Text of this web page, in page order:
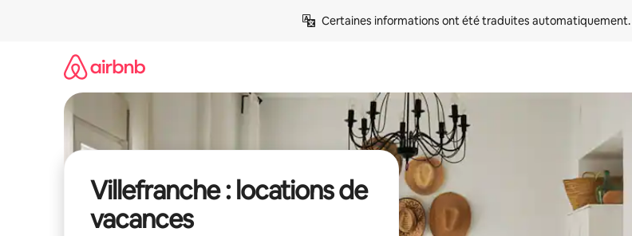
Certaines informations ont été traduites automatiquement.
Villefranche : locations de
vacances